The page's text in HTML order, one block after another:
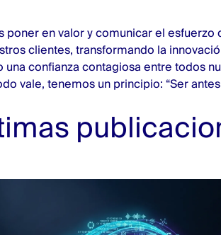
poner en valor y comunicar el esfuerzo
clientes, transformando la
confianza contagiosa entre todos
vale, tenemos un principio: “Ser